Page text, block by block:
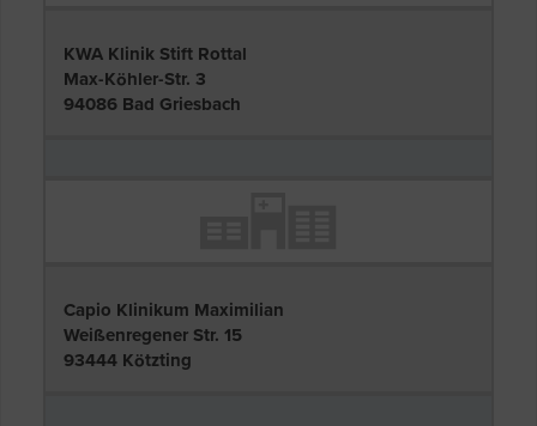
KWA Klinik Stift Rottal
Max-Köhler-Str. 3
94086 Bad Griesbach
Capio Klinikum Maximilian
Weißenregener Str. 15
93444 Kötzting